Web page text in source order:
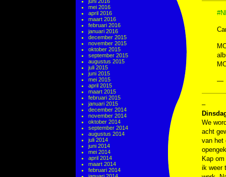
mei 2016
april 2016
maart 2016
februari 2016
januari 2016
december 2015
november 2015
oktober 2015
september 2015
augustus 2015
juli 2015
juni 2015
mei 2015
april 2015
maart 2015
februari 2015
januari 2015
december 2014
november 2014
oktober 2014
september 2014
augustus 2014
juli 2014
juni 2014
mei 2014
april 2014
maart 2014
februari 2014
—
–
We
acht
van het
Kap
ik weer